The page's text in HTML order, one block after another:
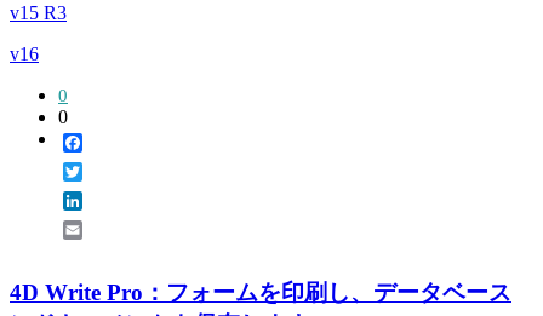
v15 R3
v16
0
0
4D Write Pro：フォームを印刷し、データベース